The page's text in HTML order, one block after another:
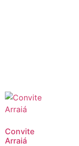
Convite
Arraiá